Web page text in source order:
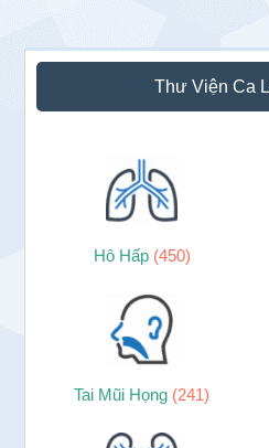
Sidebar
chính
Thư Viện Ca
Hô Hấp (450)
Tai Mũi Họng (241)